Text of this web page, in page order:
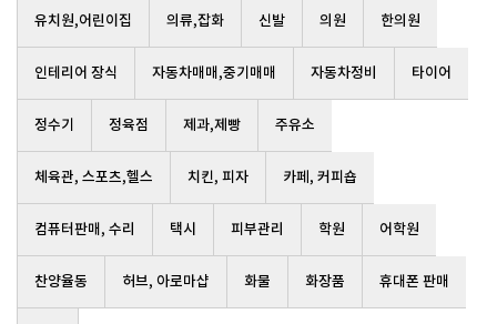
유치원,어린이집 의류,잡화 신발 의원 한의원
인테리어 장식 자동차매매,중기매매 자동차정비 타이어
정수기 정육점 제과,제빵 주유소
체육관, 스포츠,헬스 치킨, 피자 카페, 커피숍
컴퓨터판매, 수리 택시 피부관리 학원 어학원
찬양율동 허브, 아로마샵 화물 화장품 휴대폰 판매